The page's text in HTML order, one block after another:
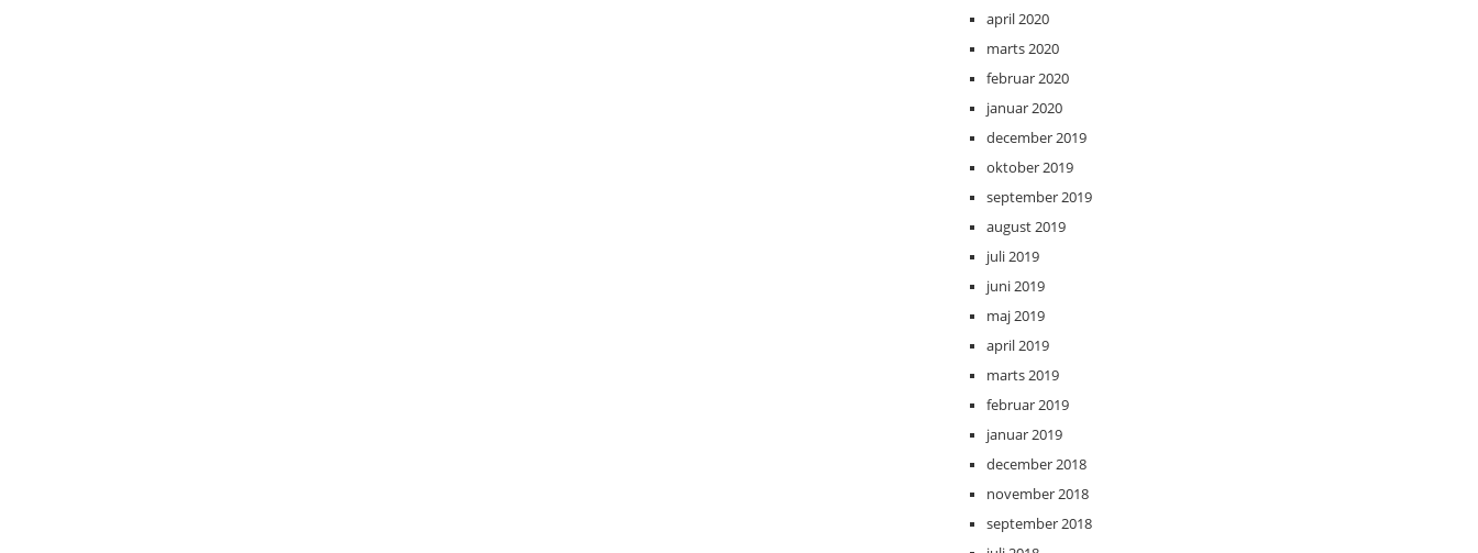
april 2020
marts 2020
februar 2020
januar 2020
december 2019
oktober 2019
september 2019
august 2019
juli 2019
juni 2019
maj 2019
april 2019
marts 2019
februar 2019
januar 2019
december 2018
november 2018
september 2018